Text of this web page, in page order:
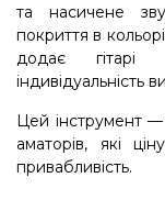
та насичене
покриття в
додає гітарі
індивідуальність
Цей інструмент —
аматорів, які
привабливість.